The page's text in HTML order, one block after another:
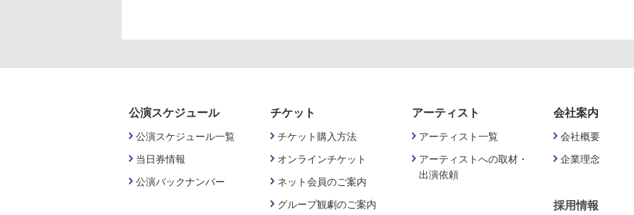
公演スケジュール
公演スケジュール一覧
当日券情報
公演バックナンバー
チケット
チケット購入方法
オンラインチケット
ネット会員のご案内
グループ観劇のご案内
アーティスト
アーティスト一覧
アーティストへの取材・
出演依頼
会社案内
会社概要
企業理念
採用情報